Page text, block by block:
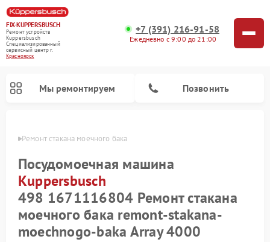
FIX-KUPPERSBUSCH
Ремонт устройств
Kuppersbusch
Специализированный
cервисный центр г.
Красноярск
+7 (391) 216-91-58
Ежедневно с 9:00 до 21:00
Мы ремонтируем Позвонить
Ремонт стакана моечного бака
Посудомоечная машина
Kuppersbusch
498 1671116804 Ремонт стакана
моечного бака remont-stakana-
moechnogo-baka Array 4000